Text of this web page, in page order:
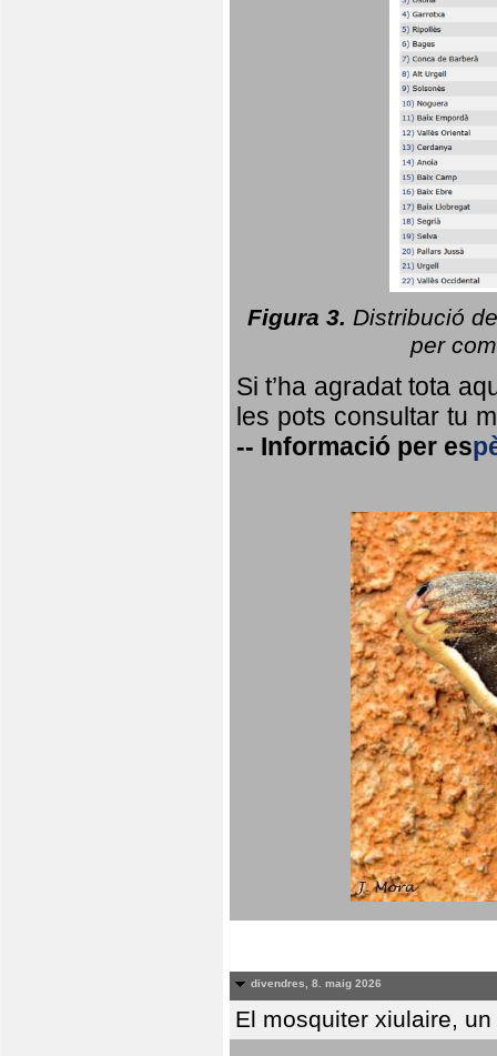
Figura 3. Distribució
per
Si t’ha agradat tota
les pots consultar tu
-- Informació per es
divendres, 8. maig 2026
El mosquiter xiulaire,